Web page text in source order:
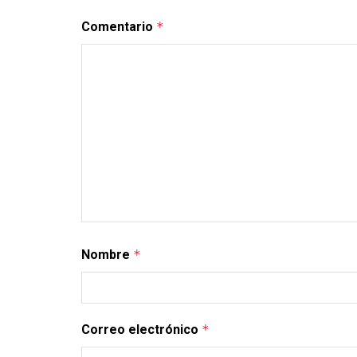
Comentario *
Nombre *
Correo electrónico *